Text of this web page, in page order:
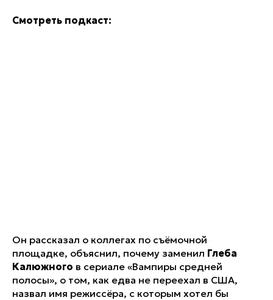
Смотреть подкаст:
Он рассказал о коллегах по съёмочной
площадке, объяснил, почему заменил Глеба
Калюжного в сериале «Вампиры средней
полосы», о том, как едва не переехал в США,
назвал имя режиссёра, с которым хотел бы